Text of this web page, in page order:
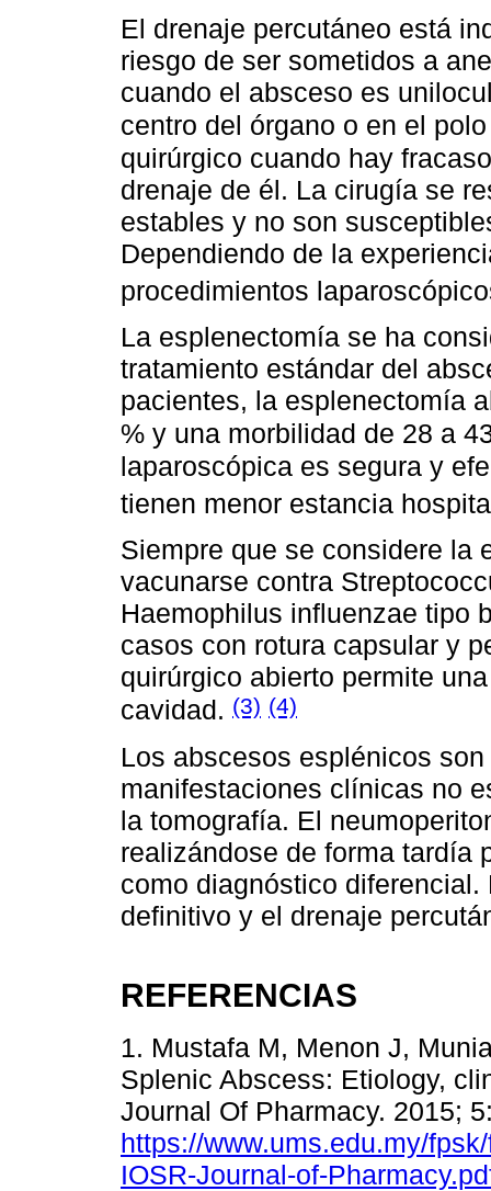
El drenaje percutáneo está
riesgo de ser sometidos a
cuando el absceso es
centro del órgano o en el
quirúrgico cuando hay
drenaje de él. La cirugía se
estables y no son
Dependiendo de la
procedimientos
La esplenectomía se ha
tratamiento estándar del
pacientes, la esplenectomía
% y una morbilidad de 28 a
laparoscópica es segura y
tienen menor estancia
Siempre que se considere la
vacunarse contra
Haemophilus influenzae tipo
casos con rotura capsular y
quirúrgico abierto permite
cavidad. (3) (4)
Los abscesos esplénicos
manifestaciones clínicas no
la tomografía. El
realizándose de forma tardía
como diagnóstico
definitivo y el drenaje
REFERENCIAS
1. Mustafa M, Menon J,
Splenic Abscess: Etiology,
Journal Of Pharmacy. 2015;
https://www.ums.edu.my/
IOSR-Journal-of-